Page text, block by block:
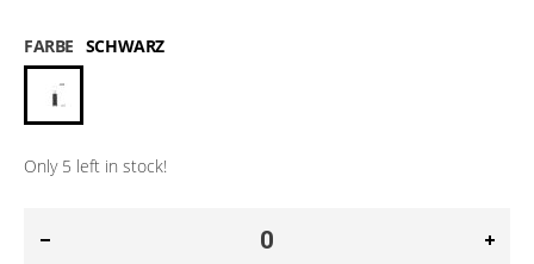
FARBE SCHWARZ
Only 5 left in stock!